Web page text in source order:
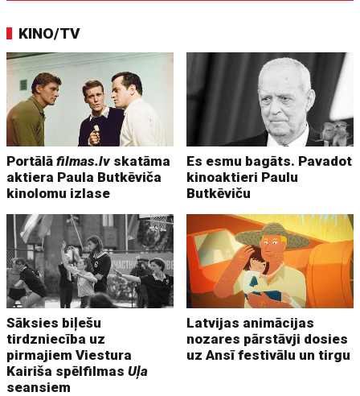
KINO/TV
Portālāfilmas.lv skatāma
aktiera Paula Butkēviča
kinolomu izlase
Es esmu bagāts. Pavadot
kinoaktieri Paulu
Butkēviču
Sāksies biļešu
tirdzniecība uz
pirmajiem Viestura
Kairiša spēlfilmasUļa
seansiem
Latvijas animācijas
nozares pārstāvji dosies
uz Ansī festivālu un tirgu